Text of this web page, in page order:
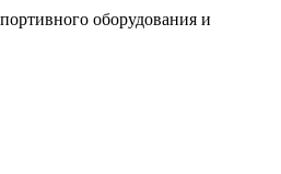
оборудования и